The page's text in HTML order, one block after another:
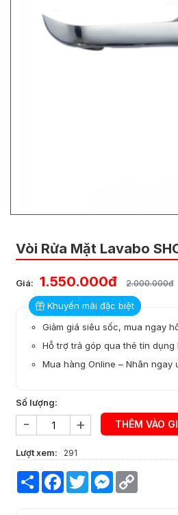
Vòi Rửa Mặt Lavabo
Giá: 1.550.000đ 2.000.000đ
Khuyến mãi đặc biệt
Giảm giá siêu sốc, mua ngay
Hỗ trợ trả góp qua thẻ tín dụng
Mua hàng Online – Nhân ngay
Số lượng:
- + THÊM VÀO
Lượt xem: 291
Share Facebook
TwitterMessenger